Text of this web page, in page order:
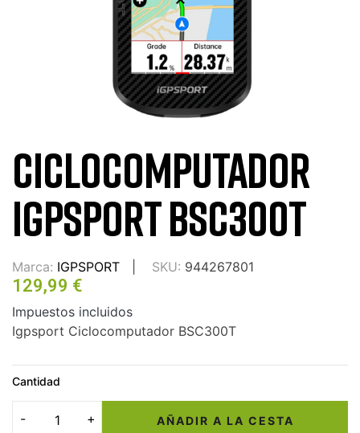
CICLOCOMPUTADOR
IGPSPORT BSC300T
Marca: IGPSPORT SKU: 944267801
129,99 €
Impuestos incluidos
Igpsport Ciclocomputador BSC300T
Cantidad
AÑADIR A LA CESTA